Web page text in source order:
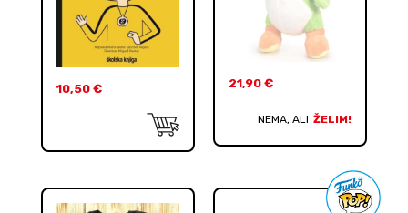
10,50 € 21,90 €
NEMA, ALI ŽELIM!